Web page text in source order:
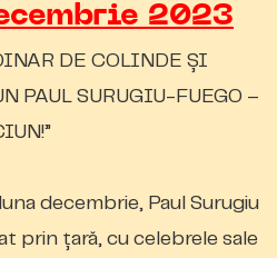
2023
DE COLINDE ȘI
PAUL SURUGIU-FUEGO –
decembrie, Paul Surugiu
prin țară, cu celebrele sale